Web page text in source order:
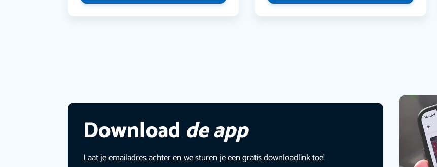
Download de app
Laat je emailadres achter en we sturen je een gratis downloadlink toe!